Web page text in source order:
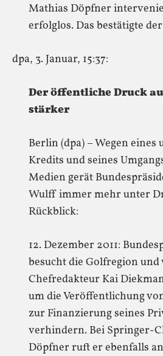
Mathias Döpfner
erfolglos. Das bestätigte
dpa, 3. Januar, 15:37:
Der öffentliche Druck
stärker
Berlin (dpa) – Wegen
Kredits und seines
Medien gerät
Wulff immer mehr unter
Rückblick:
12. Dezember 2011:
besucht die Golfregion und
Chefredakteur Kai
um die Veröffentlichung
zur Finanzierung seines
verhindern. Bei Springer-
Döpfner ruft er ebenfalls